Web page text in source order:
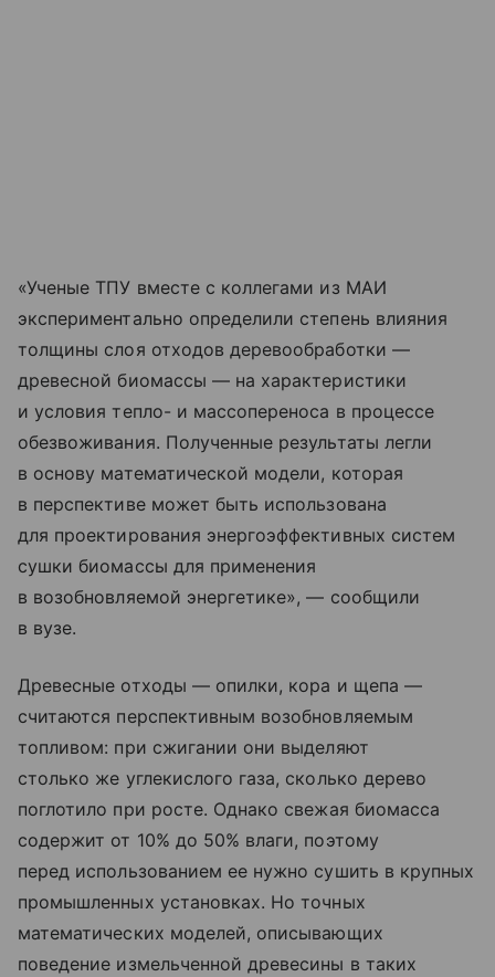
«Ученые ТПУ вместе с коллегами из МАИ
экспериментально определили степень влияния
толщины слоя отходов деревообработки —
древесной биомассы — на характеристики
и условия тепло- и массопереноса в процессе
обезвоживания. Полученные результаты легли
в основу математической модели, которая
в перспективе может быть использована
для проектирования энергоэффективных систем
сушки биомассы для применения
в возобновляемой энергетике», — сообщили
в вузе.
Древесные отходы — опилки, кора и щепа —
считаются перспективным возобновляемым
топливом: при сжигании они выделяют
столько же углекислого газа, сколько дерево
поглотило при росте. Однако свежая биомасса
содержит от 10% до 50% влаги, поэтому
перед использованием ее нужно сушить в крупных
промышленных установках. Но точных
математических моделей, описывающих
поведение измельченной древесины в таких